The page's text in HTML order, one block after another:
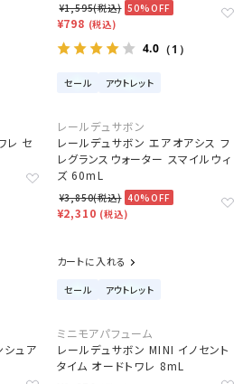
¥1,595(税込) 50%OFF
¥798 (税込)
4.0 （1）
セール アウトレット
レ セ
レールデュサボン
レールデュサボン エアオアシス フ
レグランスウォーター スマイルウィ
ズ 60mL
¥3,850(税込) 40%OFF
¥2,310 (税込)
カートに入れる
セール アウトレット
ュア
ミニモアパフューム
レールデュサボン MINI イノセント
タイム オードトワレ 8mL